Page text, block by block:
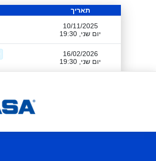
תאריך
10/11/2025
יום שני, 19:30
16/02/2026
יום שני, 19:30